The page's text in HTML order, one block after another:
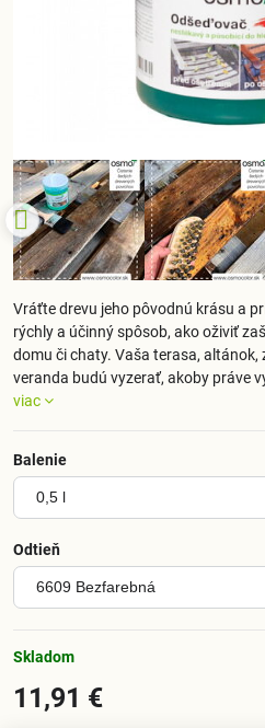
Vráťte drevu jeho pôvodnú krásu a
rýchly a účinný spôsob, ako oživiť
domu či chaty. Vaša terasa,
veranda budú vyzerať, akoby práve
viac
Balenie
Odtieň
Skladom
11,91 €